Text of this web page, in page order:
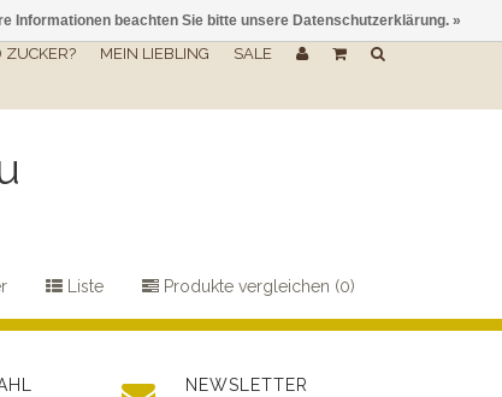
ZUCKER? MEIN LIEBLING SALE
Liste Produkte vergleichen (0)
NEWSLETTER
Informationen beachten Sie bitte unsere Datenschutzerklärung. »